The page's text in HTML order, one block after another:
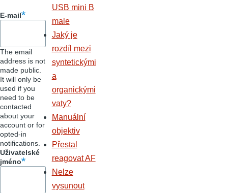
E-mail
The email
address is not
made public.
It will only be
used if you
need to be
contacted
about your
account or for
opted-in
notifications.
Uživatelské
jméno
USB mini B
male
Jaký je
rozdíl mezi
syntetickými
a
organickými
vaty?
Manuální
objektiv
Přestal
reagovat AF
Nelze
vysunout